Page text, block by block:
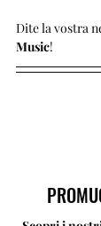
Dite la vostra
Music!